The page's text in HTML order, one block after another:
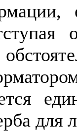
для